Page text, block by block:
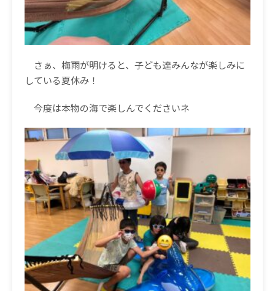
さぁ、梅雨が明けると、子ども達みんなが楽しみに
している夏休み！
今度は本物の海で楽しんでくださいネ